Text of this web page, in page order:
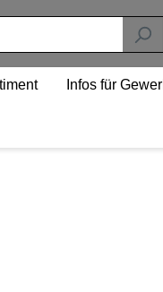
Infos für